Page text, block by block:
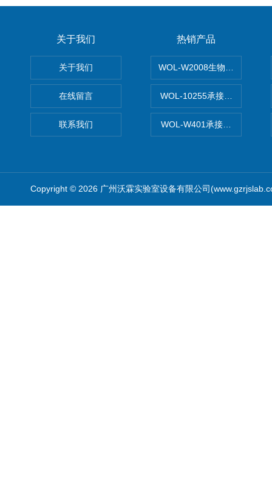
关于我们
关于我们
在线留言
联系我们
热销产品
WOL-W2008生物制药GMP
WOL-10255承接清远电子
WOL-W401承接食品QS认
Copyright © 2026 广州沃霖实验室设备有限公司